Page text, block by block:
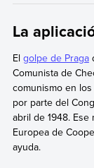
La
El golpe de Praga
Comunista de
comunismo en
por parte del
abril de 1948. Ese
Europea de
ayuda.